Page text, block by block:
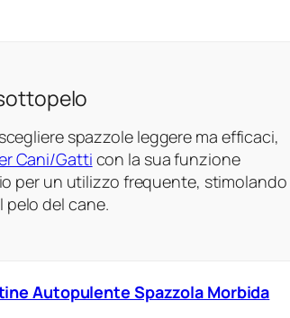
spazzole leggere ma efficaci,
Cani/Gatti con la sua funzione
per un utilizzo frequente, stimolando
pelo del cane.
Autopulente Spazzola Morbida